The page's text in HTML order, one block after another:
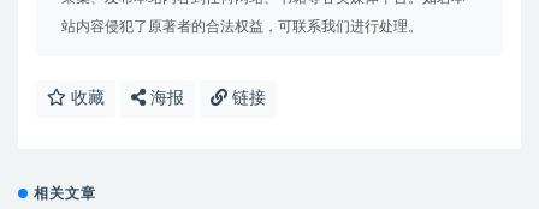
站内容侵犯了原著者的合法权益，可联系我们进行处理。
收藏 海报 链接
相关文章